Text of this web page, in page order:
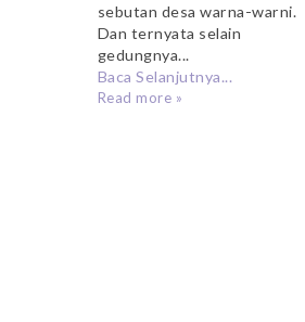
sebutan desa warna-warni.
Dan ternyata selain
gedungnya...
Baca Selanjutnya...
Read more »